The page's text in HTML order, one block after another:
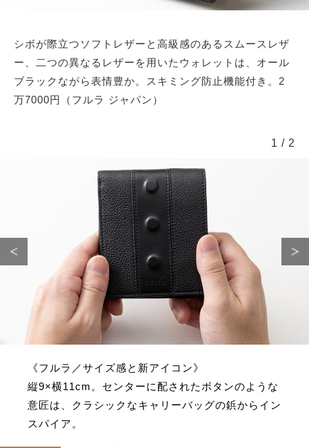
シボが際立つソフトレザーと高級感のあるスムースレザ
ー、二つの異なるレザーを用いたウォレットは、オール
ブラックながら表情豊か。スキミング防止機能付き。2
万7000円（フルラ ジャパン）
《フルラ／サイズ感と新アイコン》
縦9×横11cm。センターに配されたボタンのような
意匠は、クラシックなキャリーバッグの鋲からイン
スパイア。
1 / 2